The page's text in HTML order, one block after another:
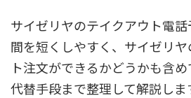
サイゼリヤのテイクアウト電
間を短くしやすく、サイゼリ
ト注文ができるかどうかも含
代替手段まで整理して解説しま